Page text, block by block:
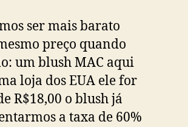
ser mais barato
preço quando
um blush MAC aqui
loja dos EUA ele for
R$18,00 o blush já
a taxa de 60%